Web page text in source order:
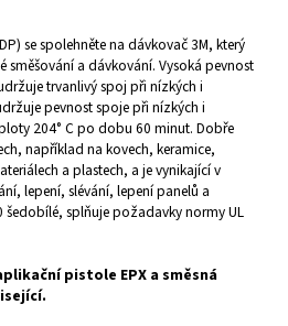
se spolehněte na dávkovač 3M, který
a dávkování. Vysoká pevnost
trvanlivý spoj při nízkých i
pevnost spoje při nízkých i
204° C po dobu 60 minut. Dobře
například na kovech, keramice,
a plastech, a je vynikající v
lepení, slévání, lepení panelů a
šedobílé, splňuje požadavky normy UL
pistole EPX asměsná